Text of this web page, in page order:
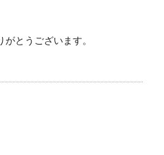
とうございます。